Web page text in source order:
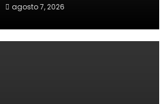
agosto 7, 2026